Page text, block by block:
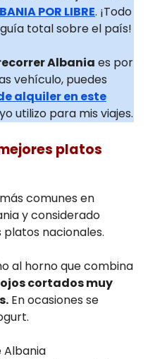
POR LIBRE. ¡Todo
total sobre el país!
Albania es por
vehículo, puedes
alquiler en este
utilizo para mis viajes.
platos
comunes en
y considerado
nacionales.
al horno que combina
cortados muy
En ocasiones se